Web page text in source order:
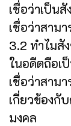
เชื่อว่าเป็น
เชื่อว่าสาม
3.2 ทำไมสั
ในอดีตถือเ
เชื่อว่าสาม
เกี่ยวข้องกั
มงคล